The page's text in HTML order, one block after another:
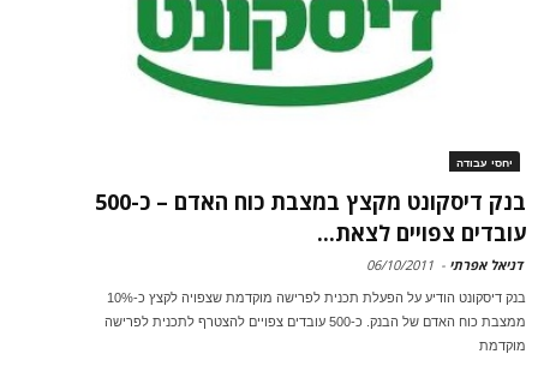
יחסי עבודה
בנק דיסקונט מקצץ במצבת כוח האדם – כ-500
עובדים צפויים לצאת...
דניאל אפרתי -
06/10/2011
בנק דיסקונט הודיע על הפעלת תכנית לפרישה מוקדמת שצפויה לקצץ כ-10%
ממצבת כוח האדם של הבנק. כ-500 עובדים צפויים להצטרף לתכנית לפרישה
מוקדמת